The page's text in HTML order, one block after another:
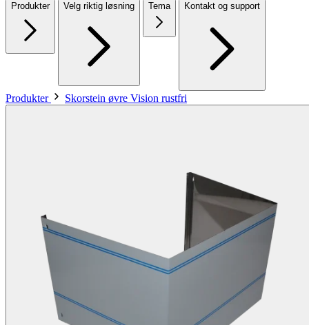
Produkter Velg riktig løsning Tema Kontakt og support
Produkter Skorstein øvre Vision rustfri